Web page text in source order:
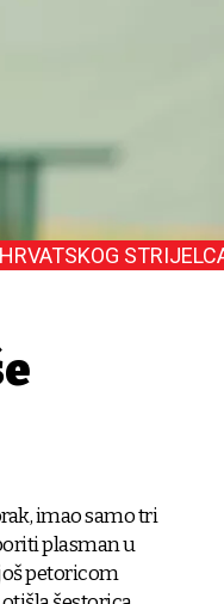
imao samo tri
plasman u
petoricom